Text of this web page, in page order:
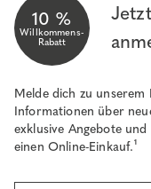
10 %
Willkommens-
Rabatt
Melde dich zu
Informationen über
exklusive Angebote
einen Online-Einkauf.¹